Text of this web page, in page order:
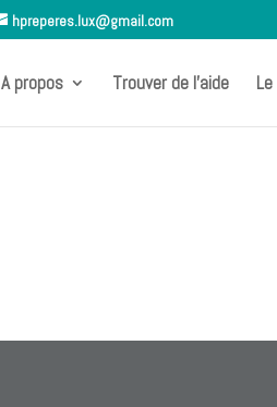
hpreperes.lux@gmail.com
A propos Trouver de l’aide